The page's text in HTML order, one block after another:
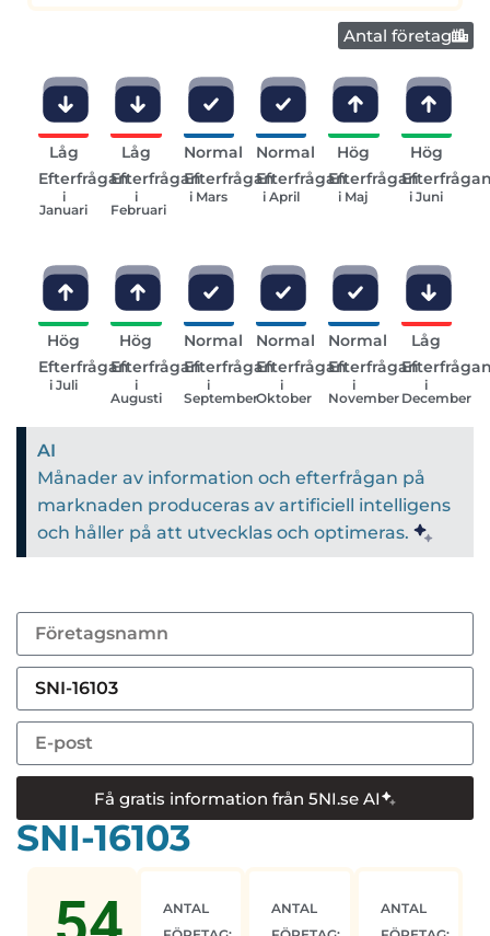
Antal företag
Låg
Efterfrågan
i
Januari
Låg
Efterfrågan
i
Februari
Normal
Efterfrågan
i Mars
Normal
Efterfrågan
i April
Hög
Efterfrågan
i Maj
Hög
i Juni
Hög
Efterfrågan
i Juli
Hög
Efterfrågan
i
Augusti
Normal
Efterfrågan
i
September
Normal
Efterfrågan
i
Oktober
Normal
Efterfrågan
i
November
Låg
i
December
AI
Månader av information och efterfrågan på
marknaden produceras av artificiell intelligens
och håller på att utvecklas och optimeras.
Få gratis information från 5NI.se AI
SNI-16103
ANTAL
ANTAL
ANTAL